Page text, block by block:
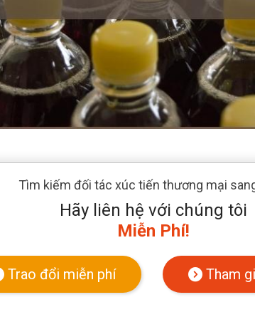
Tìm kiếm đối tác xúc tiến thương mại
Hãy liên hệ với chúng tôi
Miễn Phí!
Trao đổi miễn phí Tham